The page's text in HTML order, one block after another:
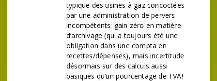
typique des usines à gaz concoctées
par une administration de pervers
incompétents: gain zéro en matière
d’archivage (qui a toujours été une
obligation dans une compta en
recettes/dépenses), mais incertitude
désormais sur des calculs aussi
basiques qu’un pourcentage de TVA!